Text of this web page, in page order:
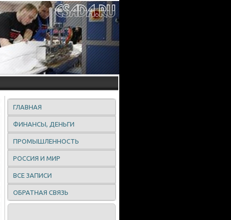
ГЛАВНАЯ
ФИНАНСЫ, ДЕНЬГИ
ПРОМЫШЛЕННОСТЬ
РОССИЯ И МИР
ВСЕ ЗАПИСИ
ОБРАТНАЯ СВЯЗЬ